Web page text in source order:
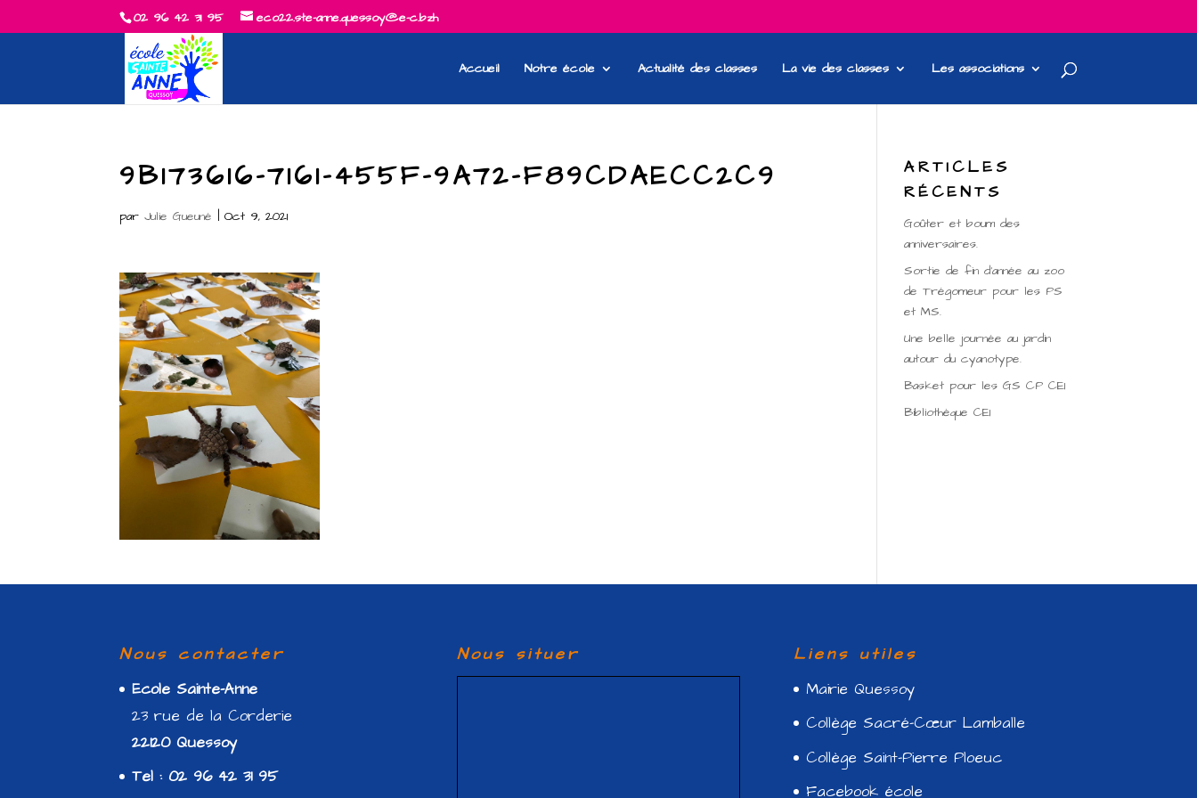
02 96 42 31 95 eco22.ste-anne.quessoy@e-c.bzh
Accueil Notre école Actualité des classes La vie des classes Les associations
9B173616-7161-455F-9A72-F89CDAECC2C9
parJulie Gueuné |Oct 9, 2021
ARTICLES
RÉCENTS
Goûter et boum des
anniversaires.
Sortie de fin d’année au zoo
de Trégomeur pour les PS
et MS.
Une belle journée au jardin
autour du cyanotype.
Basket pour les GS CP CE1
Bibliothèque CE1
Nous contacter
Ecole Sainte-Anne
23 rue de la Corderie
22120 Quessoy
Tel : 02 96 42 31 95
Nous situer Liens utiles
Mairie Quessoy
Collège Sacré-Cœur Lamballe
Collège Saint-Pierre Ploeuc
Facebook école